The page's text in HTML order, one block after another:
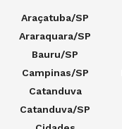
Araçatuba/SP
Araraquara/SP
Bauru/SP
Campinas/SP
Catanduva
Catanduva/SP